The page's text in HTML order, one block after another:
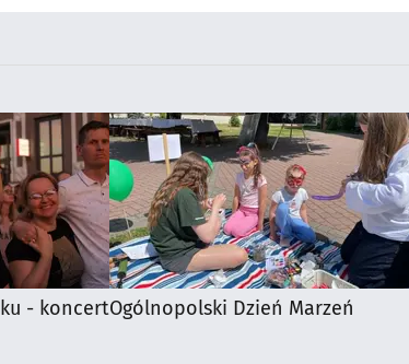
- koncertOgólnopolski Dzień Marzeń